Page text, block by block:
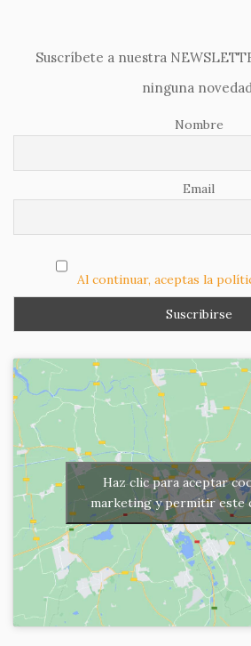
Suscríbete a nuestra
ninguna
Nombre
Email
Al continuar, aceptas la
Haz clic para aceptar
marketing y permitir este